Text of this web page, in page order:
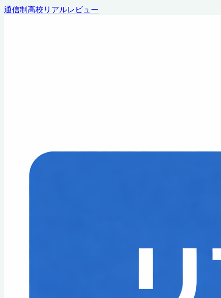
通信制高校リアルレビュー